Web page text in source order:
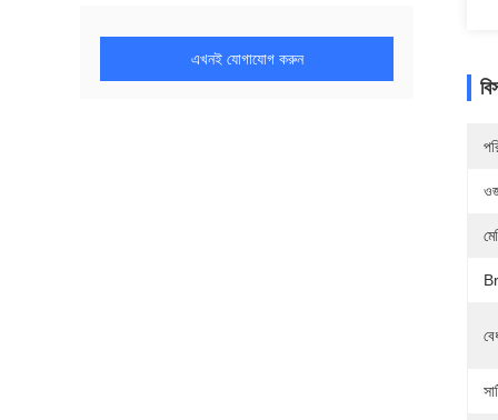
এখনই যোগাযোগ করুন